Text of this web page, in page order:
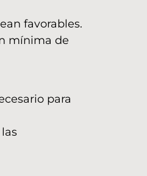
favorables.
mínima de
para